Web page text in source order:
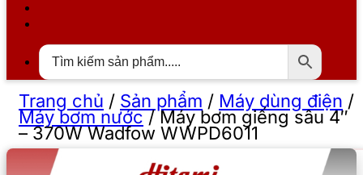
Trang chủ / Sản phẩm / Máy dùng điện /
Máy bơm nước/Máy bơm giếng sâu 4″
– 370W Wadfow WWPD6011